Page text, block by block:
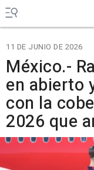
11 DE JUNIO DE 2026
México.-
en abierto
con la
2026 que